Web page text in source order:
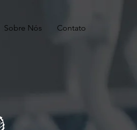
Sobre Nós Contato